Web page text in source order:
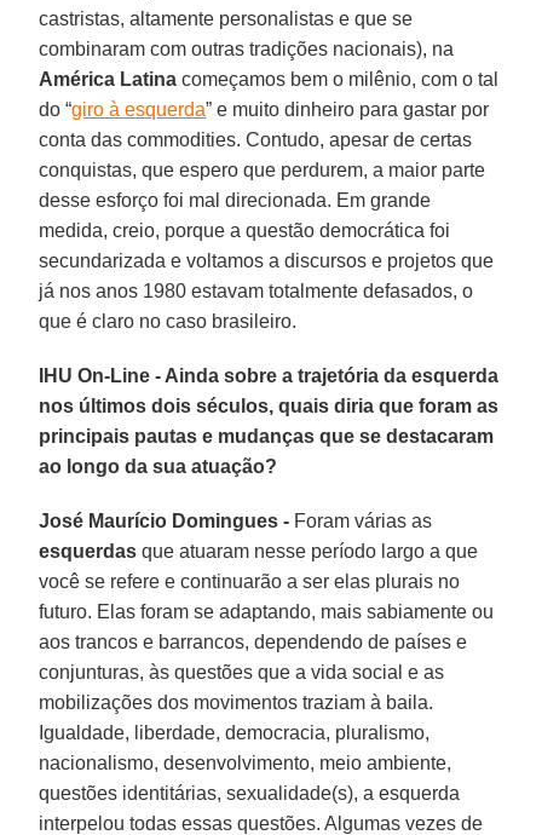
castristas, altamente personalistas e que se
combinaram com outras tradições nacionais), na
América Latina começamos bem o milênio, com o tal
do “giro à esquerda” e muito dinheiro para gastar por
conta das commodities. Contudo, apesar de certas
conquistas, que espero que perdurem, a maior parte
desse esforço foi mal direcionada. Em grande
medida, creio, porque a questão democrática foi
secundarizada e voltamos a discursos e projetos que
já nos anos 1980 estavam totalmente defasados, o
que é claro no caso brasileiro.
IHU On-Line - Ainda sobre a trajetória da esquerda
nos últimos dois séculos, quais diria que foram as
principais pautas e mudanças que se destacaram
ao longo da sua atuação?
José Maurício Domingues - Foram várias as
esquerdas que atuaram nesse período largo a que
você se refere e continuarão a ser elas plurais no
futuro. Elas foram se adaptando, mais sabiamente ou
aos trancos e barrancos, dependendo de países e
conjunturas, às questões que a vida social e as
mobilizações dos movimentos traziam à baila.
Igualdade, liberdade, democracia, pluralismo,
nacionalismo, desenvolvimento, meio ambiente,
questões identitárias, sexualidade(s), a esquerda
interpelou todas essas questões. Algumas vezes de